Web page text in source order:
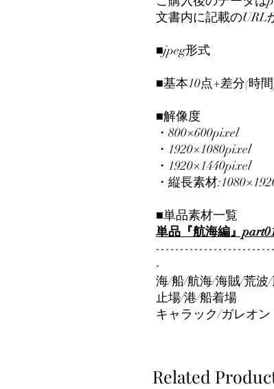
文書内に記載のURL
■jpeg形式
■基本10点+差分(時
■解像度
・800×600pixel
・1920×1080pixel
・1920×1440pixel
・縦長素材
■単品素材一覧
単品『航海編』
-
海/船/航海/海賊/荒波
止場/港/船着場
キャラック/ガレオン
Related